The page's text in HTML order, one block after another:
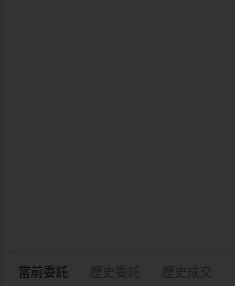
當前委託 歷史委託 歷史成交